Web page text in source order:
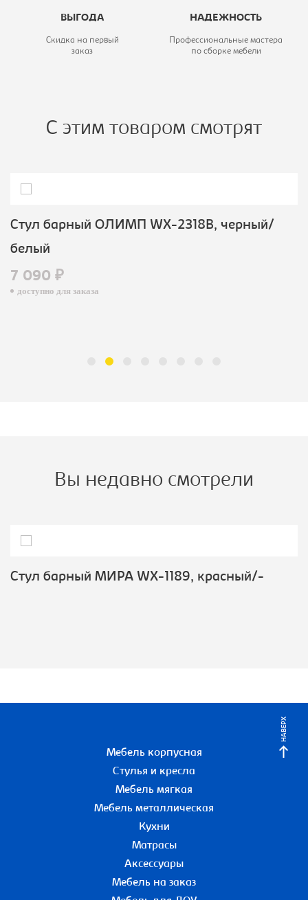
ВЫГОДА
Скидка на первый
заказ
НАДЕЖНОСТЬ
Профессиональные мастера
по сборке мебели
С этим товаром смотрят
Стул барный ОЛИМП WX-2318B, черный/
белый
7 090 ₽
доступно для заказа
Вы недавно смотрели
Стул барный МИРА WX-1189, красный/-
НАВЕРХ
Мебель корпусная
Стулья и кресла
Мебель мягкая
Мебель металлическая
Кухни
Матрасы
Аксессуары
Мебель на заказ